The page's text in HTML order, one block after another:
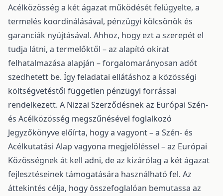
Acélközösség a két ágazat működését felügyelte, a
termelés koordinálásával, pénzügyi kölcsönök és
garanciák nyújtásával. Ahhoz, hogy ezt a szerepét el
tudja látni, a termelőktől – az alapító okirat
felhatalmazása alapján – forgalomarányosan adót
szedhetett be. Így feladatai ellátáshoz a közösségi
költségvetéstől független pénzügyi forrással
rendelkezett. A Nizzai Szerződésnek az Európai Szén-
és Acélközösség megszűnésével foglalkozó
Jegyzőkönyve előírta, hogy a vagyont – a Szén- és
Acélkutatási Alap vagyona megjelöléssel – az Európai
Közösségnek át kell adni, de az kizárólag a két ágazat
fejlesztéseinek támogatására használható fel. Az
áttekintés célja, hogy összefoglalóan bemutassa az